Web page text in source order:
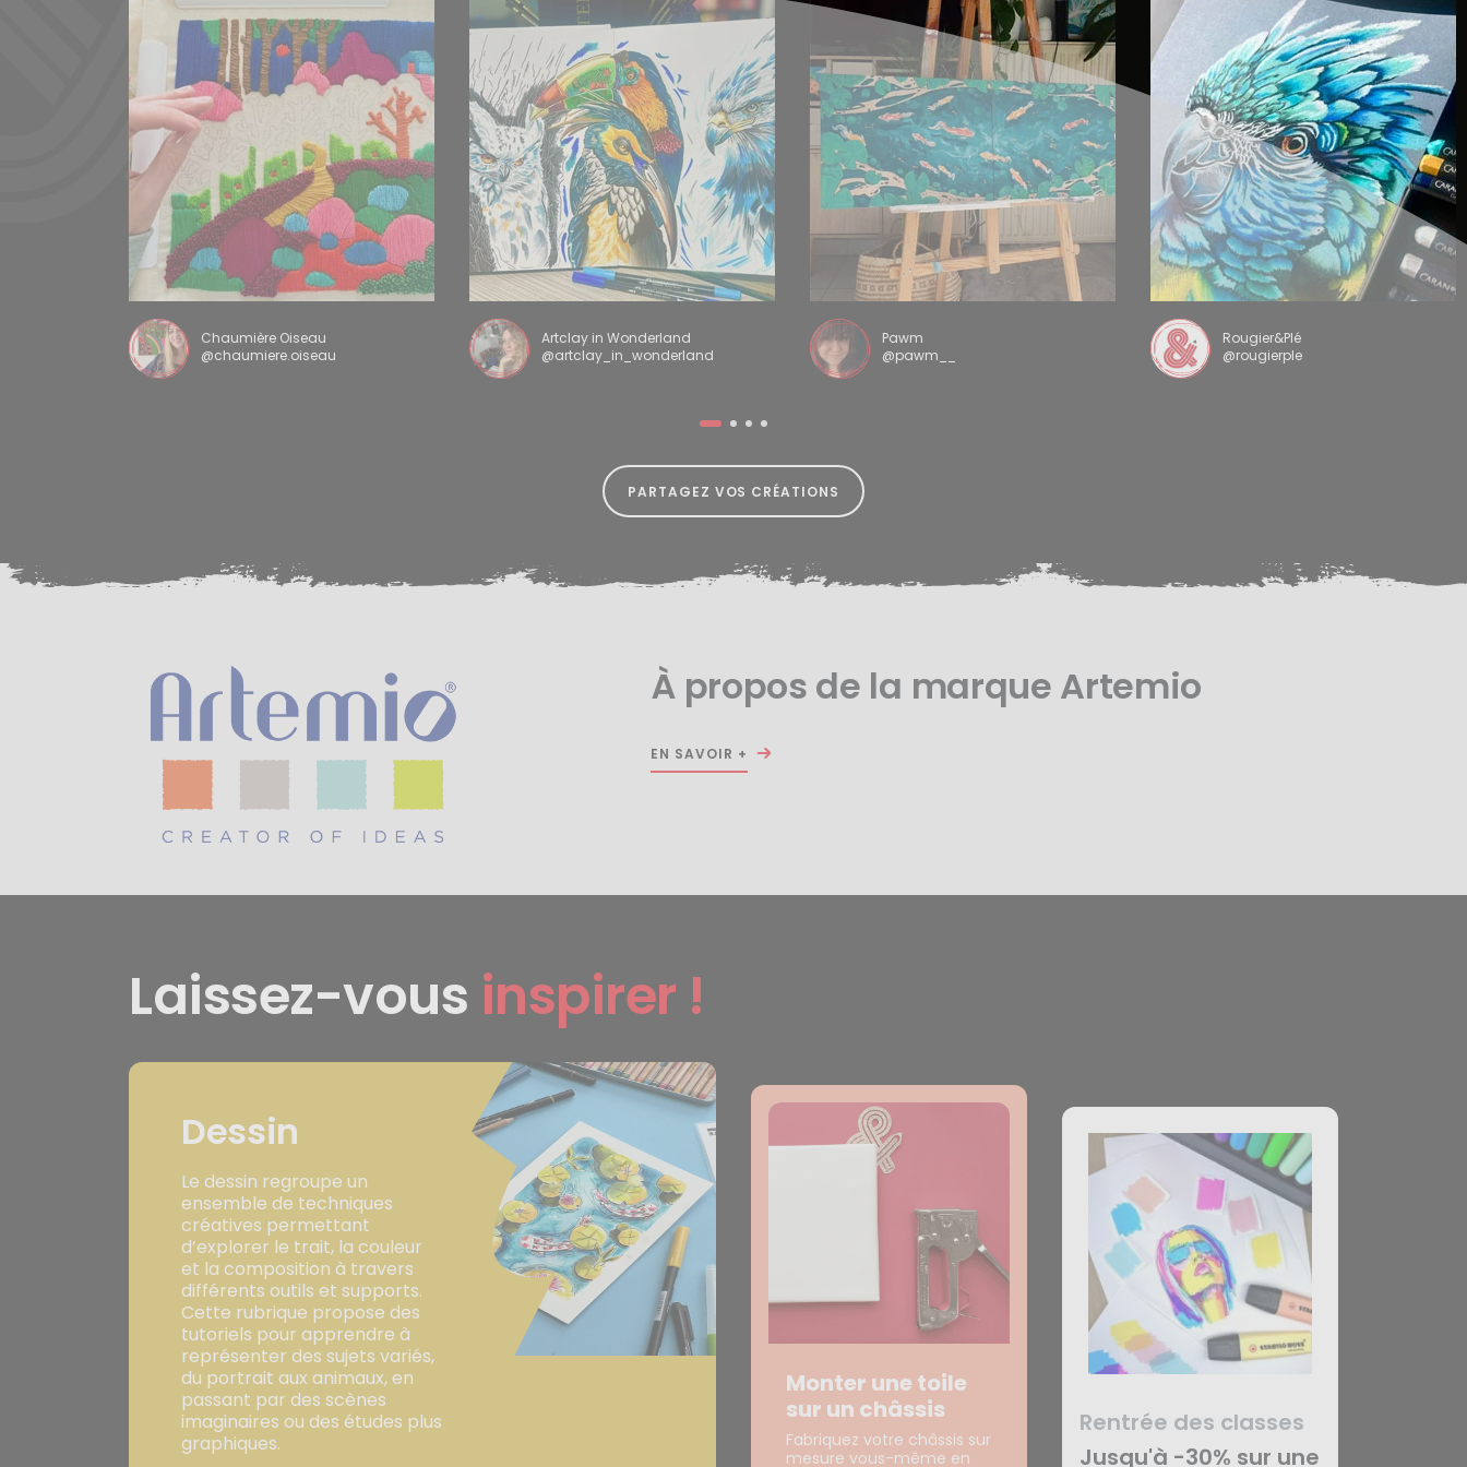
Chaumière Oiseau
@chaumiere.oiseau
Artclay in Wonderland
@artclay_in_wonderland
Pawm
@pawm__
Rougier&Plé
@rougierple
PARTAGEZ VOS CRÉATIONS
À propos de la marque Artemio
EN SAVOIR +
Laissez-vous inspirer !
Dessin
Le dessin regroupe un
ensemble de techniques
créatives permettant
d’explorer le trait, la couleur
et la composition à travers
différents outils et supports.
Cette rubrique propose des
tutoriels pour apprendre à
représenter des sujets variés,
du portrait aux animaux, en
passant par des scènes
imaginaires ou des études plus
graphiques.
Monter une toile
sur un châssis
Fabriquez votre châssis sur
mesure vous-même en
Rentrée des classes
Jusqu'à -30% sur une